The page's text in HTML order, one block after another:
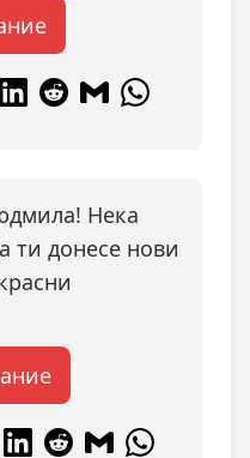
Нека
ти донесе нови